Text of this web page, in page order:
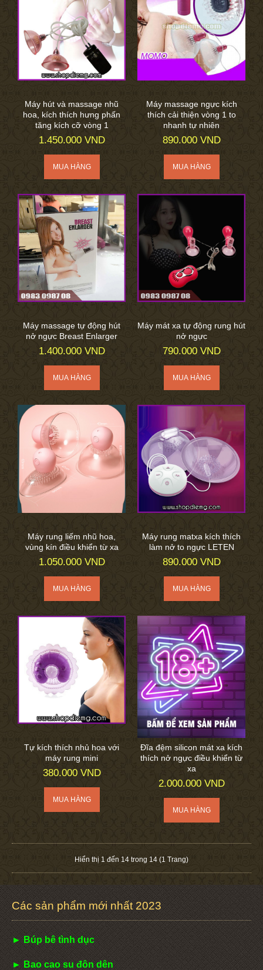
Máy hút và massage nhũ
hoa, kích thích hưng phấn
tăng kích cỡ vòng 1
1.450.000 VND
Máy massage ngực kích
thích cải thiện vòng 1 to
nhanh tự nhiên
890.000 VND
Máy massage tự động hút
nở ngực Breast Enlarger
1.400.000 VND
Máy mát xa tự động rung hút
nở ngực
790.000 VND
Máy rung liếm nhũ hoa,
vùng kín điều khiển từ xa
1.050.000 VND
Máy rung matxa kích thích
làm nở to ngực LETEN
890.000 VND
Tự kích thích nhủ hoa với
máy rung mini
380.000 VND
Đĩa đệm silicon mát xa kích
thích nở ngực điều khiển từ
xa
2.000.000 VND
Hiển thị 1 đến 14 trong 14 (1 Trang)
Các sản phẩm mới nhất 2023
► Búp bê tình dục
► Bao cao su đôn dên